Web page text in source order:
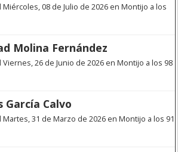
Miércoles, 08 de Julio de 2026 en Montijo a los
Molina Fernández
Viernes, 26 de Junio de 2026 en Montijo a los 98
García Calvo
Martes, 31 de Marzo de 2026 en Montijo a los 91